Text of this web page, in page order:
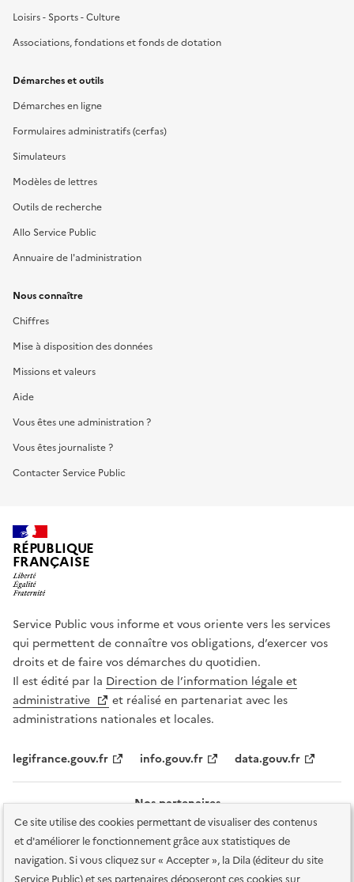
Ce site utilise des cookies permettant de visualiser des contenus
et d'améliorer le fonctionnement grâce aux statistiques de
navigation. Si vous cliquez sur « Accepter », la Dila (éditeur du site
Loisirs - Sports - Culture
Associations, fondations et fonds de dotation
Démarches et outils
Démarches en ligne
Formulaires administratifs (cerfas)
Simulateurs
Modèles de lettres
Outils de recherche
Allo Service Public
Annuaire de l'administration
Nous connaître
Chiffres
Mise à disposition des données
Missions et valeurs
Aide
Vous êtes une administration ?
Vous êtes journaliste ?
Contacter Service Public
RÉPUBLIQUE
FRANÇAISE
Service Public vous informe et vous oriente vers les services
qui permettent de connaître vos obligations, d’exercer vos
droits et de faire vos démarches du quotidien.
Il est édité par la Direction de l’information légale et
administrative
et réalisé en partenariat avec les
administrations nationales et locales.
legifrance.gouv.fr info.gouv.fr data.gouv.fr
Nos partenaires